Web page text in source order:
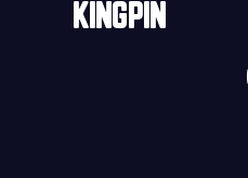
KINGPIN